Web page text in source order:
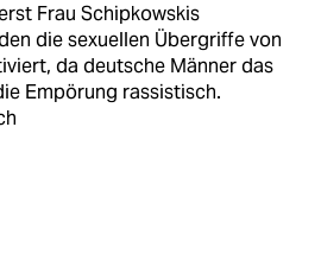
Frau Schipkowskis
die sexuellen Übergriffe von
da deutsche Männer das
Empörung rassistisch.